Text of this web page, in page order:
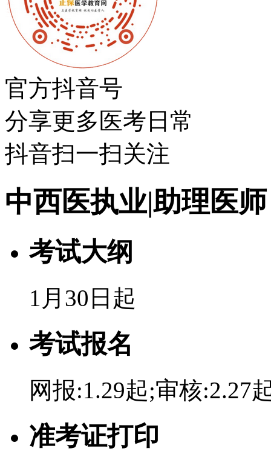
官方抖音号
分享更多医考日常
抖音扫一扫关注
中西医执业|助理医师
考试大纲
1月30日起
考试报名
网报:1.29起;审核:2.27
准考证打印